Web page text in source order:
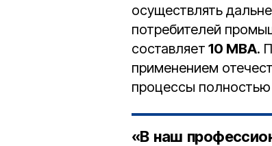
осуществлять
потребителей
составляет 10 МВА.
применением
процессы
«В наш